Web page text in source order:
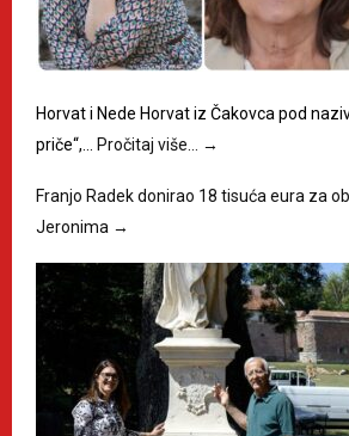
Horvat i Nede Horvat iz Čakovca pod
priče“,…
Pročitaj više… →
Franjo Radek donirao 18 tisuća eura za
Jeronima →